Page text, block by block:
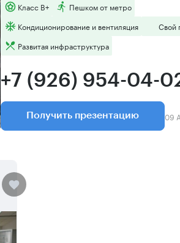
Класс B+
Пешком от метро
Кондиционирование и вентиляция
Свой
Развитая инфраструктура
+7 (926) 954-04-
Получить презентацию 09